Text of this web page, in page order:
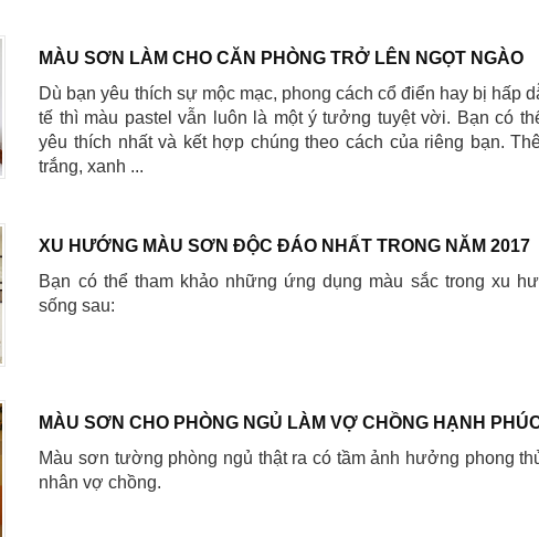
MÀU SƠN LÀM CHO CĂN PHÒNG TRỞ LÊN NGỌT NGÀO
Dù bạn yêu thích sự mộc mạc, phong cách cổ điển hay bị hấp
tế thì màu pastel vẫn luôn là một ý tưởng tuyệt vời. Bạn có
yêu thích nhất và kết hợp chúng theo cách của riêng bạn.
trắng, xanh ...
XU HƯỚNG MÀU SƠN ĐỘC ĐÁO NHẤT TRONG NĂM 2017
Bạn có thể tham khảo những ứng dụng màu sắc trong xu
sống sau:
MÀU SƠN CHO PHÒNG NGỦ LÀM VỢ CHỒNG HẠNH
Màu sơn tường phòng ngủ thật ra có tầm ảnh hưởng phong
nhân vợ chồng.